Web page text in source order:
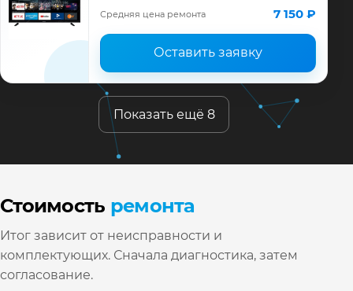
ремонта, запчасти и гарантия до 12
месяцев.
Средняя цена ремонта 7 150 ₽
Оставить заявку
Показать ещё 8
Стоимость ремонта
Итог зависит от неисправности и
комплектующих. Сначала диагностика, затем
согласование.